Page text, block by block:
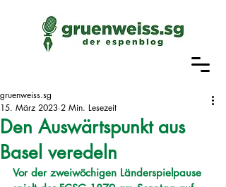
Den Auswärtspunkt aus
Basel veredeln
gruenweiss.sg
15. März 2023 2 Min. Lesezeit
Vor der zweiwöchigen Länderspielpause